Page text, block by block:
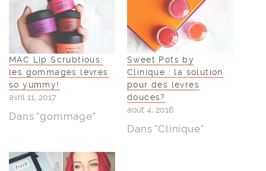
MAC Lip Scrubtious:
les gommages lèvres
so yummy!
avril 11, 2017
Dans "gommage"
Sweet Pots by
Clinique : la solution
pour des lèvres
douces?
août 4, 2016
Dans "Clinique"